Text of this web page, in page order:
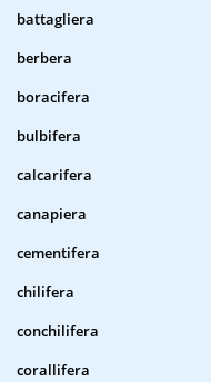
battagliera
berbera
boracifera
bulbifera
calcarifera
canapiera
cementifera
chilifera
conchilifera
corallifera